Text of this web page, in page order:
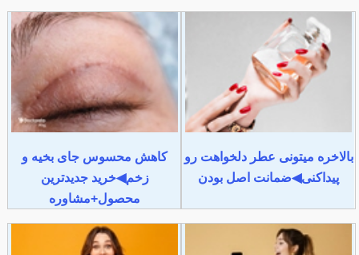
بالاخره میتونی عطر دلخواهت رو
پیداکنی◀ضمانت اصل بودن
کاهش محسوس جای بخیه و
زخم◀خرید جدیدترین
محصول+مشاوره